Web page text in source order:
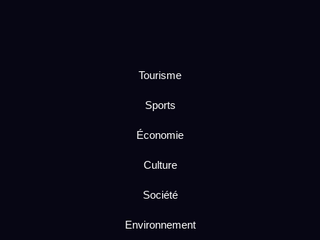
Tourisme
Sports
Économie
Culture
Société
Environnement